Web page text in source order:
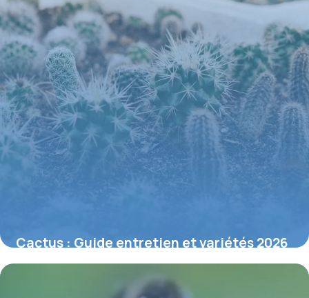
Cactus : Guide entretien et variétés 2026
6 juin 2026